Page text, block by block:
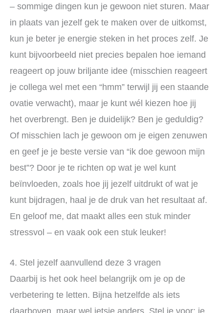
– sommige dingen kun je gewoon niet sturen. Maar
in plaats van jezelf gek te maken over de uitkomst,
kun je beter je energie steken in het proces zelf. Je
kunt bijvoorbeeld niet precies bepalen hoe iemand
reageert op jouw briljante idee (misschien reageert
je collega wel met een “hmm” terwijl jij een staande
ovatie verwacht), maar je kunt wél kiezen hoe jij
het overbrengt. Ben je duidelijk? Ben je geduldig?
Of misschien lach je gewoon om je eigen zenuwen
en geef je je beste versie van “ik doe gewoon mijn
best”? Door je te richten op wat je wel kunt
beïnvloeden, zoals hoe jij jezelf uitdrukt of wat je
kunt bijdragen, haal je de druk van het resultaat af.
En geloof me, dat maakt alles een stuk minder
stressvol – en vaak ook een stuk leuker!
4. Stel jezelf aanvullend deze 3 vragen
Daarbij is het ook heel belangrijk om je op de
verbetering te letten. Bijna hetzelfde als iets
daarboven, maar wel ietsje anders. Stel je voor: je